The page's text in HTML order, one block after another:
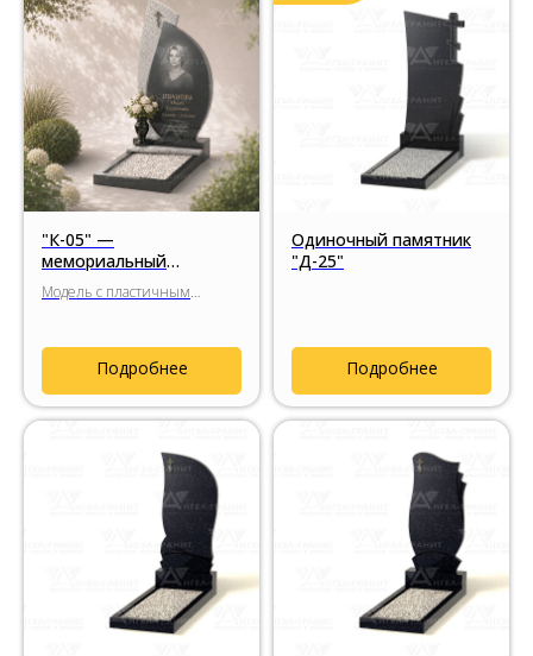
"К-05" —
мемориальный
комплекс с силуэтом
пламени свечи
Модель с пластичным
асимметрией формы и
сочетанием чёрного габбро-
диабаза с декоративными
вставками из натурального
Подробнее
Одиночный памятник
"Д-25"
Подробнее